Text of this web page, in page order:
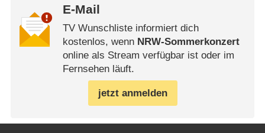
E-Mail
TV Wunschliste informiert dich
kostenlos, wenn NRW-Sommerkonzert
online als Stream verfügbar ist oder im
Fernsehen läuft.
jetzt anmelden